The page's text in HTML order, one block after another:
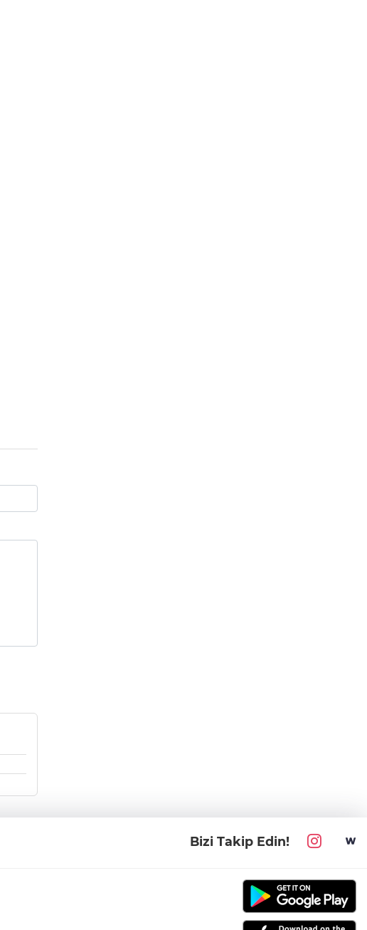
Bizi Takip Edin!